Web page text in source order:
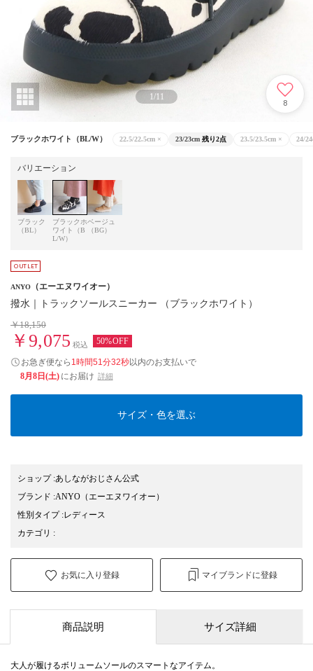
1/11
8
ブラックホワイト（BL/W） 22.5/22.5cm × 23/23cm 残り2点 23.5/23.5cm × 24/
バリエーション
ブラック
（BL）
ブラックホ
ワイト（B
L/W）
ベージュ
（BG）
ANYO （エーエヌワイオー）
撥水｜トラックソールスニーカー （ブラックホワイト）
￥18,150
￥9,075 税込 50%OFF
お急ぎ便なら 1時間51分31秒以内のお支払いで
8月8日(土) にお届け 詳細
サイズ・色を選ぶ
ショップ:あしながおじさん公式
ブランド :ANYO （エーエヌワイオー）
性別タイプ:レディース
カテゴリ :
お気に入り登録 マイブランドに登録
商品説明 サイズ詳細
大人が履けるボリュームソールのスマートなアイテム。